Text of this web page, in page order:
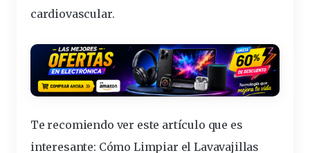
cardiovascular.
Te recomiendo ver este artículo que es
interesante: Cómo Limpiar el Lavavajillas